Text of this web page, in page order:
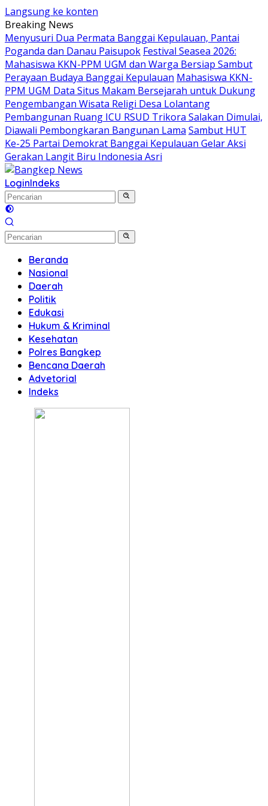
Langsung ke konten
Breaking News
Menyusuri Dua Permata Banggai Kepulauan, Pantai
Poganda dan Danau Paisupok Festival Seasea 2026:
Mahasiswa KKN-PPM UGM dan Warga Bersiap Sambut
Perayaan Budaya Banggai Kepulauan Mahasiswa KKN-
PPM UGM Data Situs Makam Bersejarah untuk Dukung
Pengembangan Wisata Religi Desa Lolantang
Pembangunan Ruang ICU RSUD Trikora Salakan Dimulai,
Diawali Pembongkaran Bangunan Lama Sambut HUT
Ke-25 Partai Demokrat Banggai Kepulauan Gelar Aksi
Gerakan Langit Biru Indonesia Asri
LoginIndeks
Beranda
Nasional
Daerah
Politik
Edukasi
Hukum & Kriminal
Kesehatan
Polres Bangkep
Bencana Daerah
Advetorial
Indeks